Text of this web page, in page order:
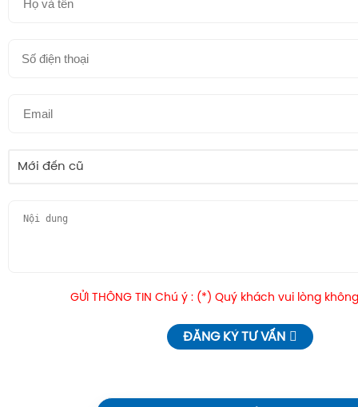
Mới đến cũ
GỬI THÔNG TIN Chú ý : (*) Quý khách vui lòng
ĐĂNG KÝ TƯ VẤN